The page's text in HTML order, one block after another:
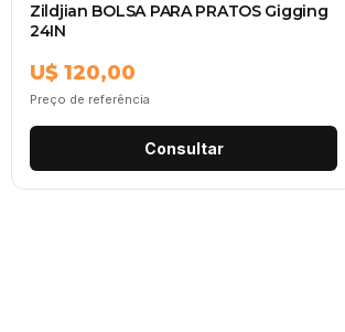
Zildjian BOLSA PARA PRATOS Gigging
24IN
U$ 120,00
Preço de referência
Consultar